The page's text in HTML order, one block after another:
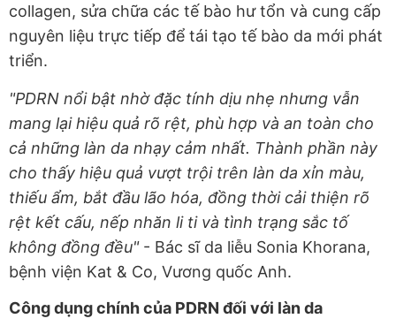
collagen, sửa chữa các tế bào hư tổn và cung cấp
nguyên liệu trực tiếp để tái tạo tế bào da mới phát
triển.
"PDRN nổi bật nhờ đặc tính dịu nhẹ nhưng vẫn
mang lại hiệu quả rõ rệt, phù hợp và an toàn cho
cả những làn da nhạy cảm nhất. Thành phần này
cho thấy hiệu quả vượt trội trên làn da xỉn màu,
thiếu ẩm, bắt đầu lão hóa, đồng thời cải thiện rõ
rệt kết cấu, nếp nhăn li ti và tình trạng sắc tố
không đồng đều" - Bác sĩ da liễu Sonia Khorana,
bệnh viện Kat & Co, Vương quốc Anh.
Công dụng chính của PDRN đối với làn da